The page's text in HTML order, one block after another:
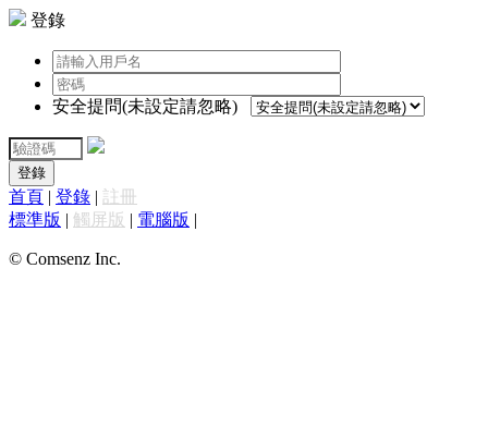
登錄
安全提問(未設定請忽略)
登錄
首頁 | 登錄 | 註冊
標準版 | 觸屏版 | 電腦版 |
© Comsenz Inc.